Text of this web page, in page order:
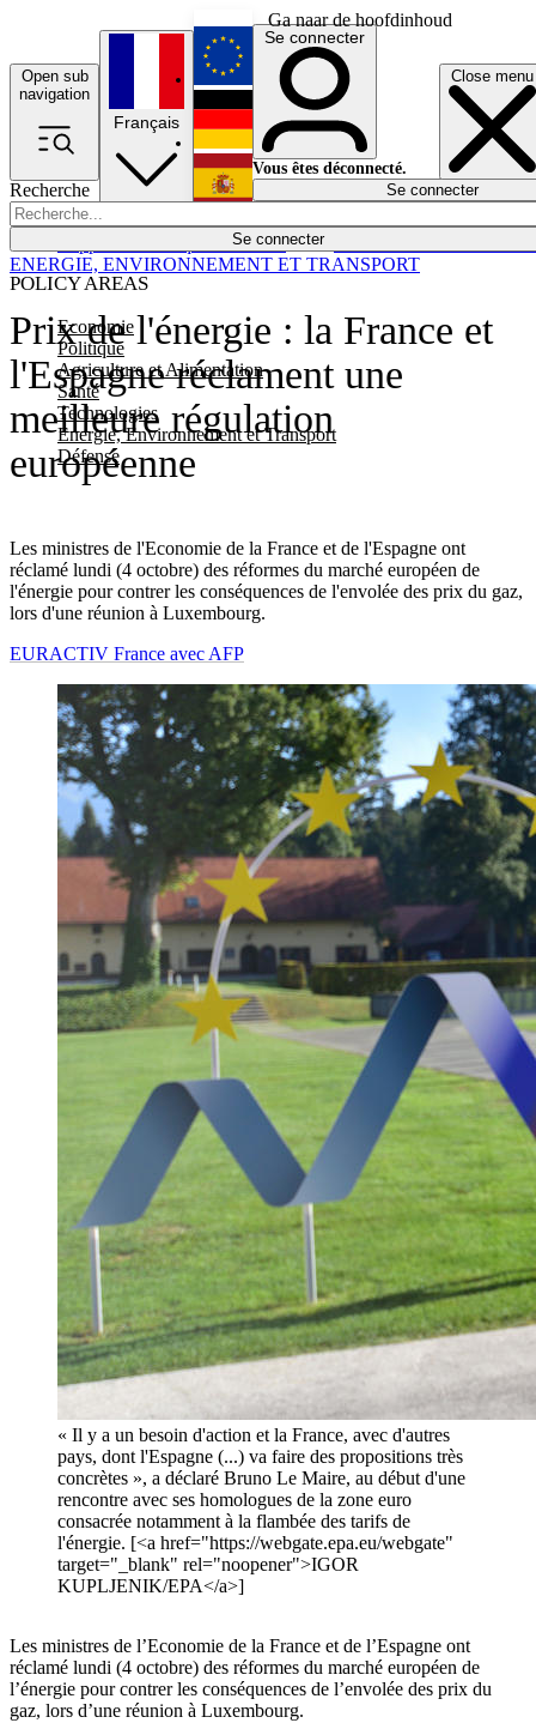
Ga naar de hoofdinhoud
Open sub
navigation
Close menu
Recherche
Se connecter
POLICY AREAS
Economie
Politique
Agriculture et Alimentation
Santé
Technologies
Energie, Environnement et Transport
Défense
Économie
Français
English
Deutsch
Español
Se connecter
Vous êtes déconnecté.
Se connecter
Prix de l'énergie : la France et
l'Espagne réclament une
meilleure régulation
européenne
Les ministres de l'Economie de la France et de l'Espagne ont
réclamé lundi (4 octobre) des réformes du marché européen de
l'énergie pour contrer les conséquences de l'envolée des prix du gaz,
lors d'une réunion à Luxembourg.
ENERGIE, ENVIRONNEMENT ET TRANSPORT
EURACTIV France avec AFP
« Il y a un besoin d'action et la France, avec d'autres
pays, dont l'Espagne (...) va faire des propositions très
concrètes », a déclaré Bruno Le Maire, au début d'une
rencontre avec ses homologues de la zone euro
consacrée notamment à la flambée des tarifs de
l'énergie. [<a href="https://webgate.epa.eu/webgate"
target="_blank" rel="noopener">IGOR
KUPLJENIK/EPA</a>]
Les ministres de l’Economie de la France et de l’Espagne ont
réclamé lundi (4 octobre) des réformes du marché européen de
l’énergie pour contrer les conséquences de l’envolée des prix du
gaz, lors d’une réunion à Luxembourg.